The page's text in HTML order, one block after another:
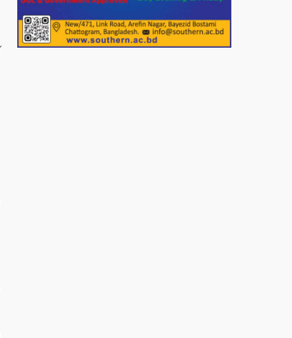
ভারপ্রাপ্ত রাষ্ট্রপতি হাফিজ উদ্দিন
আহমদের সাথে এইচটি বাংলা অনলাইন
পোর্টাল ও আইপি টিভির সম্পাদক মোঃ
ইসমাইল হোসেনের সৌজন্য সাক্ষাৎ।